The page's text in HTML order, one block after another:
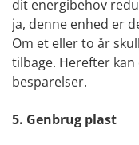
dit energibehov
ja, denne enhed er
Om et eller to år
tilbage. Herefter
besparelser.
5. Genbrug plast